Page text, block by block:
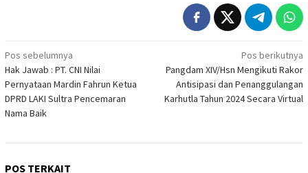
Navigasi
pos
Pos sebelumnya
Hak Jawab : PT. CNI Nilai
Pernyataan Mardin Fahrun Ketua
DPRD LAKI Sultra Pencemaran
Nama Baik
Pos berikutnya
Pangdam XIV/Hsn Mengikuti Rakor
Antisipasi dan Penanggulangan
Karhutla Tahun 2024 Secara Virtual
POS TERKAIT